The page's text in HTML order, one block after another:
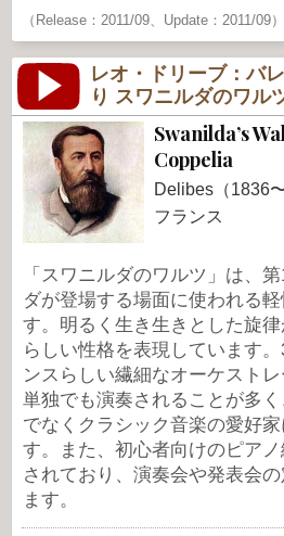
（Release：2011/09、Update：2011/09）
レオ・ドリーブ：バ
り スワニルダのワル
Swanilda’s
Coppelia
Delibes（1836
フランス
「スワニルダのワルツ」は、
ダが登場する場面に使われる
す。明るく生き生きとした旋
らしい性格を表現しています
ンスらしい繊細なオーケストレ
単独でも演奏されることが多
でなくクラシック音楽の愛好
す。また、初心者向けのピア
されており、演奏会や発表会
ます。